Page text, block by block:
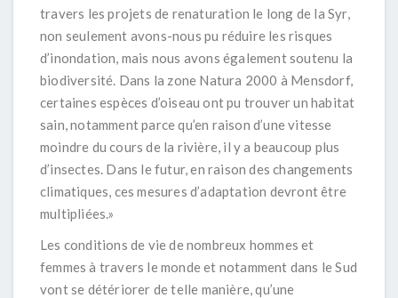
travers les projets de renaturation le long de la Syr,
non seulement avons-nous pu réduire les risques
d’inondation, mais nous avons également soutenu la
biodiversité. Dans la zone Natura 2000 à Mensdorf,
certaines espèces d’oiseau ont pu trouver un habitat
sain, notamment parce qu’en raison d’une vitesse
moindre du cours de la rivière, il y a beaucoup plus
d’insectes. Dans le futur, en raison des changements
climatiques, ces mesures d’adaptation devront être
multipliées.»
Les conditions de vie de nombreux hommes et
femmes à travers le monde et notamment dans le Sud
vont se détériorer de telle manière, qu’une